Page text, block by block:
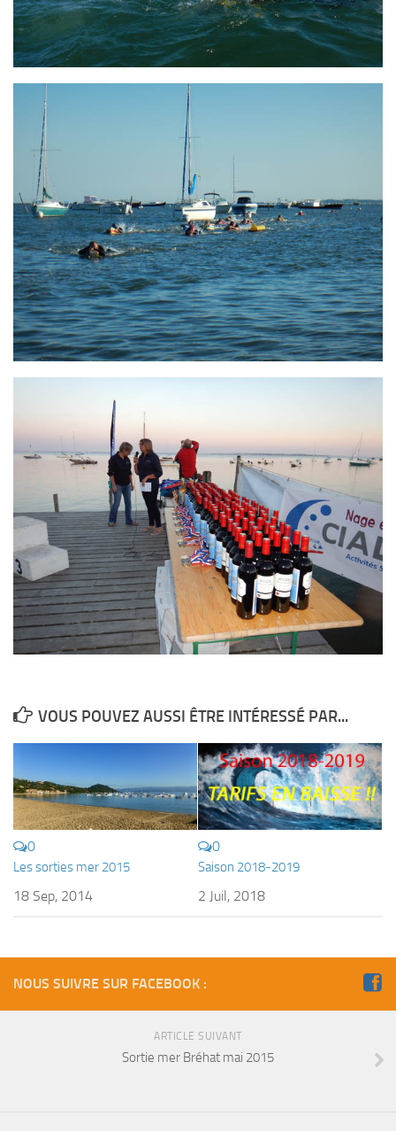
VOUS POUVEZ AUSSI ÊTRE INTÉRESSÉ PAR...
0
Les sorties mer 2015
18 Sep, 2014
0
Saison 2018-2019
2 Juil, 2018
NOUS SUIVRE SUR FACEBOOK :
ARTICLE SUIVANT
Sortie mer Bréhat mai 2015